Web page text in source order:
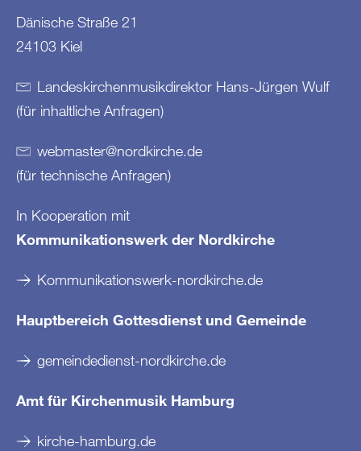
Dänische Straße 21
24103 Kiel
Landeskirchenmusikdirektor Hans-Jürgen Wulf
(für inhaltliche Anfragen)
webmaster@nordkirche.de
(für technische Anfragen)
In Kooperation mit
Kommunikationswerk der Nordkirche
Kommunikationswerk-nordkirche.de
Hauptbereich Gottesdienst und Gemeinde
gemeindedienst-nordkirche.de
Amt für Kirchenmusik Hamburg
kirche-hamburg.de